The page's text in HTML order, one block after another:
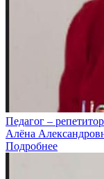
Педагог –
Алёна
Подробнее